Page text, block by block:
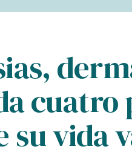
cuatro
su vida